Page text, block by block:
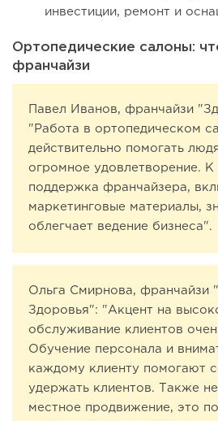
инвестиции, ремонт и
Ортопедические салоны:
франчайзи
Павел Иванов, франчайзи
"Работа в ортопедическом
действительно помогать
огромное удовлетворение.
поддержка франчайзера,
маркетинговые материалы,
облегчает ведение бизнеса".
Ольга Смирнова, франчайзи
Здоровья": "Акцент на
обслуживание клиентов
Обучение персонала и
каждому клиенту помогают
удержать клиентов. Также
местное продвижение, это